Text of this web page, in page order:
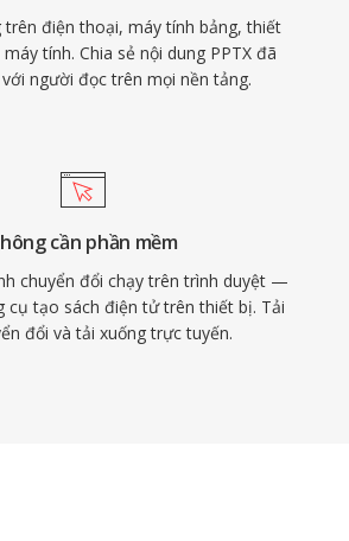
trên điện thoại, máy tính bảng, thiết
tính. Chia sẻ nội dung PPTX đã
người đọc trên mọi nền tảng.
cần phần mềm
chuyển đổi chạy trên trình duyệt —
cụ tạo sách điện tử trên thiết bị. Tải
đổi và tải xuống trực tuyến.